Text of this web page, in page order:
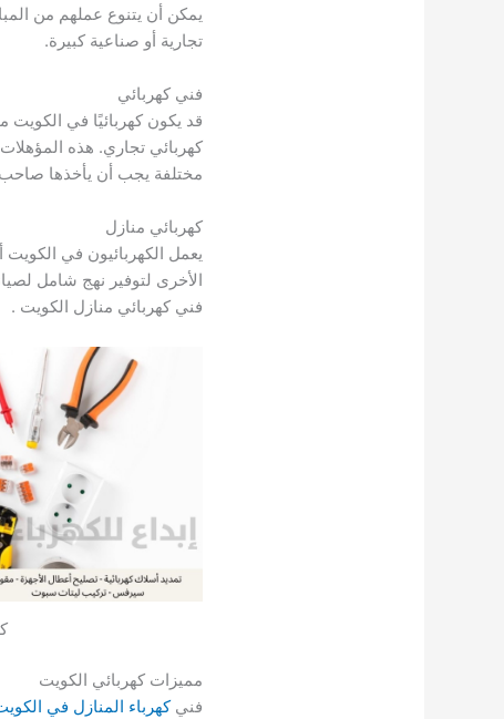
يمكن أن يتنوع عملهم من
تجارية أو صناعية كبيرة.
فني كهربائي
قد يكون كهربائيًا في الكويت
كهربائي تجاري. هذه
مختلفة يجب أن يأخذها صاحب
كهربائي منازل
يعمل الكهربائيون في
الأخرى لتوفير نهج شامل
فني كهربائي منازل الكويت .
مميزات كهربائي الكويت
فني كهرباء المنازل في